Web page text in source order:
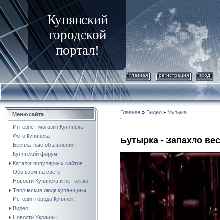
Купянский
городской
портал!
главная регистрация вход
Меню сайта
Интернет-магазин Купянска
Фото Купянска
Бесплатные объявления
Купянский форум
Каталог популярных сайтов
Обо всем на свете
Новости Купянска и не только!
Творческие люди купянщины
История города Купянск
Видео
Новости Украины
Главная » Видео » Музыка
Бутырка - Запахло